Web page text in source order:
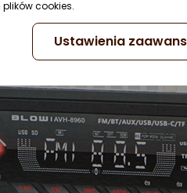
cookies.
Ustawienia